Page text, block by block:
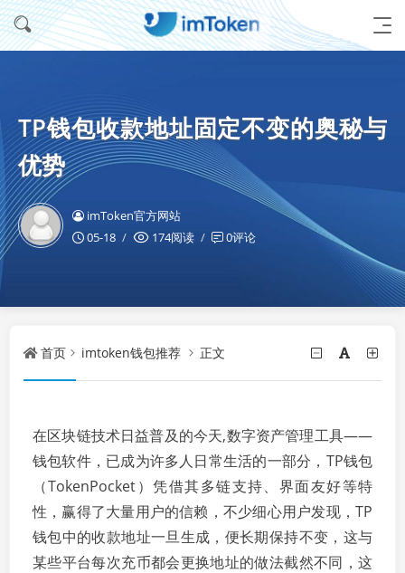
TP钱包收款地址固定不变的奥秘与
优势
imToken官方网站
05-18
174阅读 0评论
首页 imtoken钱包推荐 正文
在区块链技术日益普及的今天,数字资产管理工具——
钱包软件，已成为许多人日常生活的一部分，TP钱包
（TokenPocket）凭借其多链支持、界面友好等特
性，赢得了大量用户的信赖，不少细心用户发现，TP
钱包中的收款地址一旦生成，便长期保持不变，这与
某些平台每次充币都会更换地址的做法截然不同，这